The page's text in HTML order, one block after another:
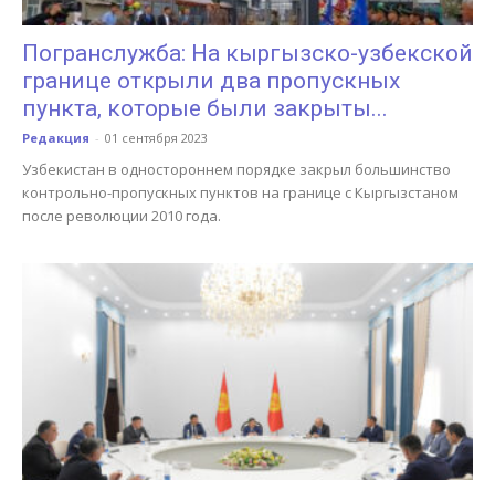
Погранслужба: На кыргызско-узбекской
границе открыли два пропускных
пункта, которые были закрыты...
Редакция - 01 сентября 2023
Узбекистан в одностороннем порядке закрыл большинство
контрольно-пропускных пунктов на границе с Кыргызстаном
после революции 2010 года.